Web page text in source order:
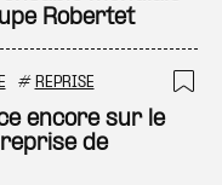
Robertet
# REPRISE
encore sur le
de